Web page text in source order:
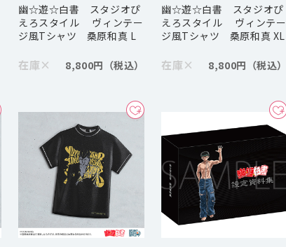
幽☆遊☆白書 スタジオぴ
えろスタイル ヴィンテー
ジ風Tシャツ 桑原和真 L
在庫× 8,800円
幽☆遊☆白書 スタジオぴ
えろスタイル ヴィンテー
ジ風Tシャツ 桑原和真 XL
在庫× 8,800円